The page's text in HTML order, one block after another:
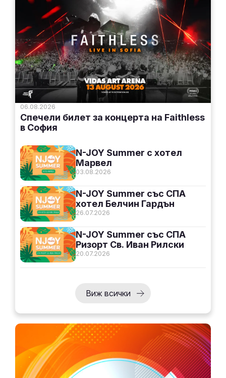
06.08.2026
Спечели билет за концерта на Faithless
в София
03.08.2026
N-JOY Summer с хотел
Марвел
26.07.2026
N-JOY Summer със СПА
хотел Белчин Гардън
20.07.2026
N-JOY Summer със СПА
Ризорт Св. Иван Рилски
Виж всички